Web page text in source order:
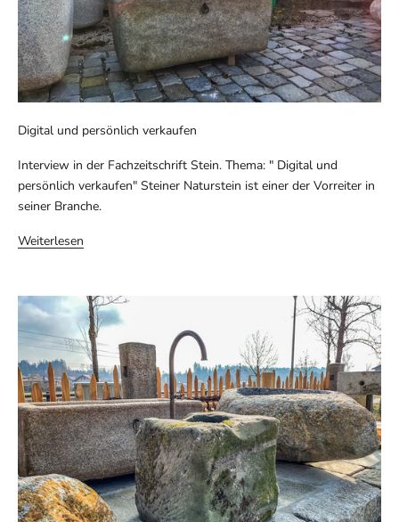
Digital und persönlich verkaufen
Interview in der Fachzeitschrift Stein. Thema: " Digital und
persönlich verkaufen" Steiner Naturstein ist einer der Vorreiter in
seiner Branche.
Weiterlesen